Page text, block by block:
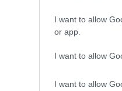
I want to allow
or app.
I want to allow
I want to allow